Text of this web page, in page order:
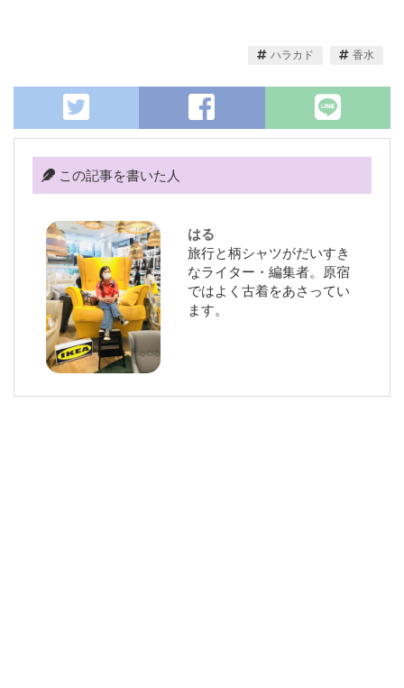
ハラカド 香水
この記事を書いた人
はる
旅行と柄シャツがだいすき
なライター・編集者。原宿
ではよく古着をあさってい
ます。